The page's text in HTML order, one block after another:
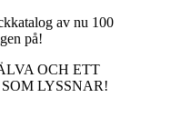
av nu 100
på!
OCH ETT
LYSSNAR!